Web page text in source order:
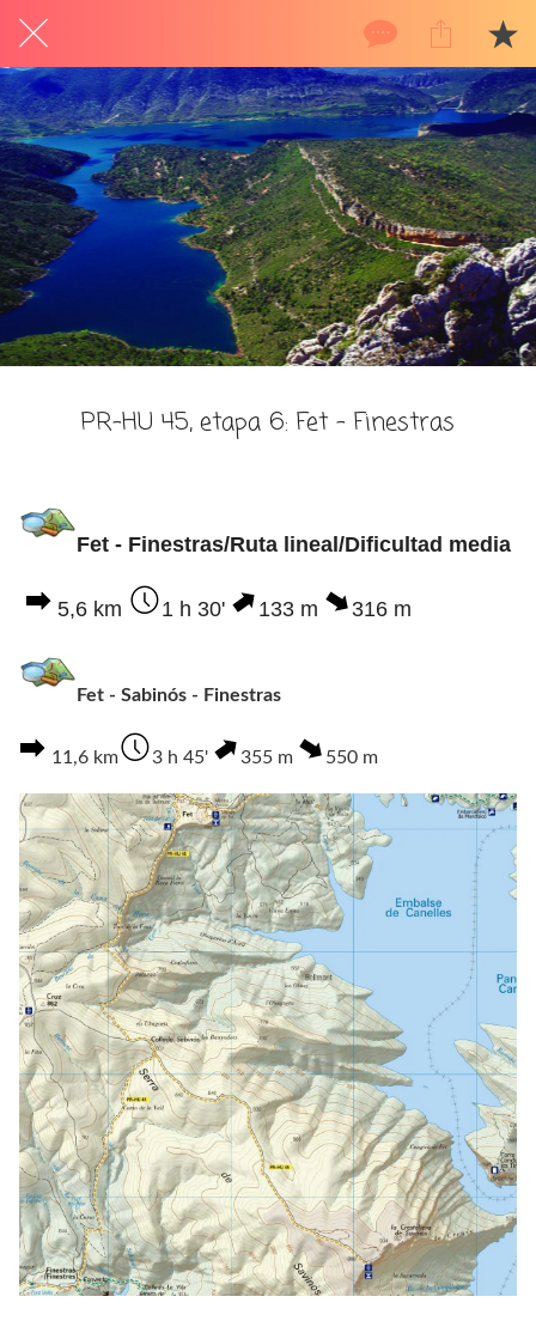
PR-HU 45, etapa 6: Fet - Finestras
Fet - Finestras/Ruta lineal/Dificultad media
5,6 km 1 h 30' 133 m 316 m
Fet - Sabinós - Finestras
11,6 km 3 h 45' 355 m 550 m